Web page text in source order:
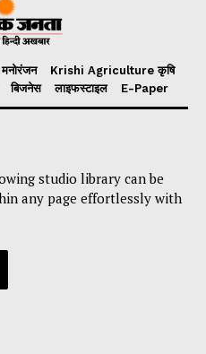
मनोरंजन
Krishi Agriculture कृषि
बिजनेस लाइफस्टाइल E-Paper
studio library can be
any page effortlessly with